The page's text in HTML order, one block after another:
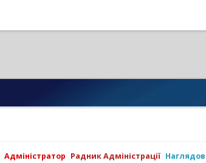
Адміністратор Радник Адміністрації